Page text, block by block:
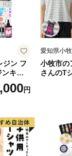
ジン フ
ンキッ
ンクラ
ット 手円
愛知県小
小牧市の
さんのT